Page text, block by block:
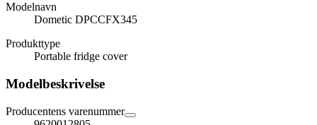
Modelnavn
Dometic DPCCFX345
Produkttype
Portable fridge cover
Modelbeskrivelse
Producentens varenummer